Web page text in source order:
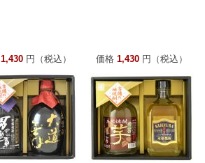
1,430円（税込） 価格 1,430円（税込）